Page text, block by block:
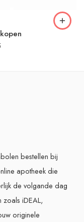
bestellen bij
apotheek die
de volgande dag
zoals iDEAL,
originele